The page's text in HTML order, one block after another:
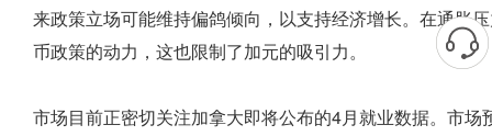
来政策立场可能维持偏鸽倾向，以支持经济增长。在通胀
币政策的动力，这也限制了加元的吸引力。
市场目前正密切关注加拿大即将公布的4月就业数据。市